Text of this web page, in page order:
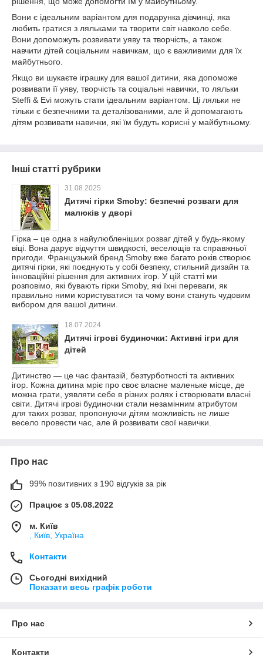
Вони є ідеальним варіантом для подарунка дівчинці, яка
любить гратися з ляльками та творити світ навколо себе.
Вони допоможуть розвивати уяву та творчість, а також
навчити дітей соціальним навичкам, що є важливими для їх
майбутнього.
Якщо ви шукаєте іграшку для вашої дитини, яка допоможе
розвивати її уяву, творчість та соціальні навички, то ляльки
Steffi & Evi можуть стати ідеальним варіантом. Ці ляльки не
тільки є безпечними та деталізованими, але й допомагають
дітям розвивати навички, які їм будуть корисні у майбутньому.
Інші статті рубрики
31.08.2025
Дитячі гірки Smoby: безпечні розваги для
малюків у дворі
Гірка – це одна з найулюбленіших розваг дітей у будь-якому
віці. Вона дарує відчуття швидкості, веселощів та справжньої
пригоди. Французький бренд Smoby вже багато років створює
дитячі гірки, які поєднують у собі безпеку, стильний дизайн та
інноваційні рішення для активних ігор. У цій статті ми
розповімо, які бувають гірки Smoby, які їхні переваги, як
правильно ними користуватися та чому вони стануть чудовим
вибором для вашої дитини.
18.07.2024
Дитячі ігрові будиночки: Активні ігри для
дітей
Дитинство — це час фантазій, безтурботності та активних
ігор. Кожна дитина мріє про своє власне маленьке місце, де
можна грати, уявляти себе в різних ролях і створювати власні
світи. Дитячі ігрові будиночки стали незамінним атрибутом
для таких розваг, пропонуючи дітям можливість не лише
весело провести час, але й розвивати свої навички.
Про нас
99% позитивних з 190 відгуків за рік
Працює з 05.08.2022
м. Київ
, Київ, Україна
Контакти
Сьогодні вихідний
Показати весь графік роботи
Про нас
Контакти